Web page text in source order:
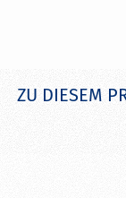
ZU DIESEM